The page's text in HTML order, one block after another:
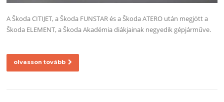
A Škoda CITIJET, a Škoda FUNSTAR és a Škoda ATERO után megjött a
Škoda ELEMENT, a Škoda Akadémia diákjainak negyedik gépjárműve.
olvasson tovább